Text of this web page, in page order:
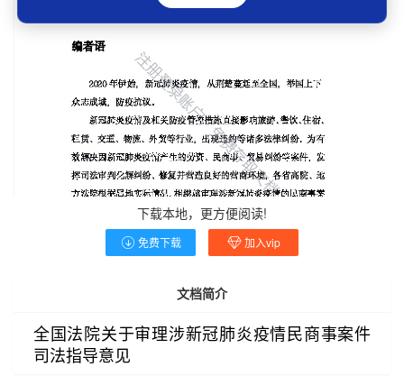
下载本地，更方便阅读!
免费下载 加入vip
文档简介
全国法院关于审理涉新冠肺炎疫情民商事案件
司法指导意见